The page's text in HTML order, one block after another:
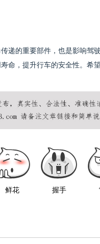
递的重要部件，也是影响驾
命，提升行车的安全性。希
鲜花 握手